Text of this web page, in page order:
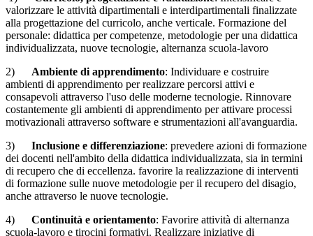
valorizzare le attività dipartimentali e interdipartimentali finalizzate
alla progettazione del curricolo, anche verticale. Formazione del
personale: didattica per competenze, metodologie per una didattica
individualizzata, nuove tecnologie, alternanza scuola-lavoro
2) Ambiente di apprendimento: Individuare e costruire
ambienti di apprendimento per realizzare percorsi attivi e
consapevoli attraverso l'uso delle moderne tecnologie. Rinnovare
costantemente gli ambienti di apprendimento per attivare processi
motivazionali attraverso software e strumentazioni all'avanguardia.
3) Inclusione e differenziazione: prevedere azioni di formazione
dei docenti nell'ambito della didattica individualizzata, sia in termini
di recupero che di eccellenza. favorire la realizzazione di interventi
di formazione sulle nuove metodologie per il recupero del disagio,
anche attraverso le nuove tecnologie.
4) Continuità e orientamento: Favorire attività di alternanza
scuola-lavoro e tirocini formativi. Realizzare iniziative di